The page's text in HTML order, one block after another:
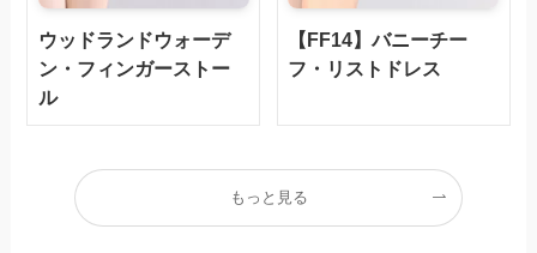
ウッドランドウォーデ
ン・フィンガーストー
ル
【FF14】バニーチー
フ・リストドレス
もっと見る